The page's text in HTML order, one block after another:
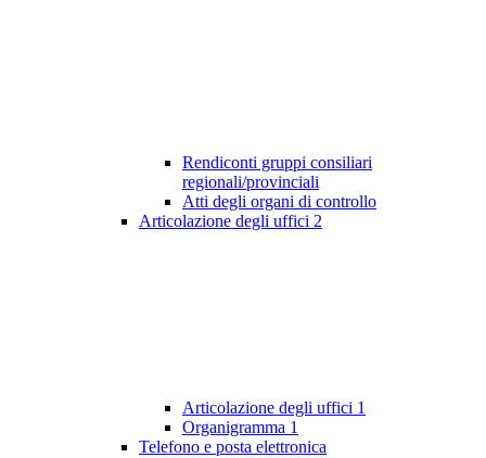
Rendiconti gruppi consiliari
regionali/provinciali
Atti degli organi di controllo
Articolazione degli uffici 2
Articolazione degli uffici 1
Organigramma 1
Telefono e posta elettronica